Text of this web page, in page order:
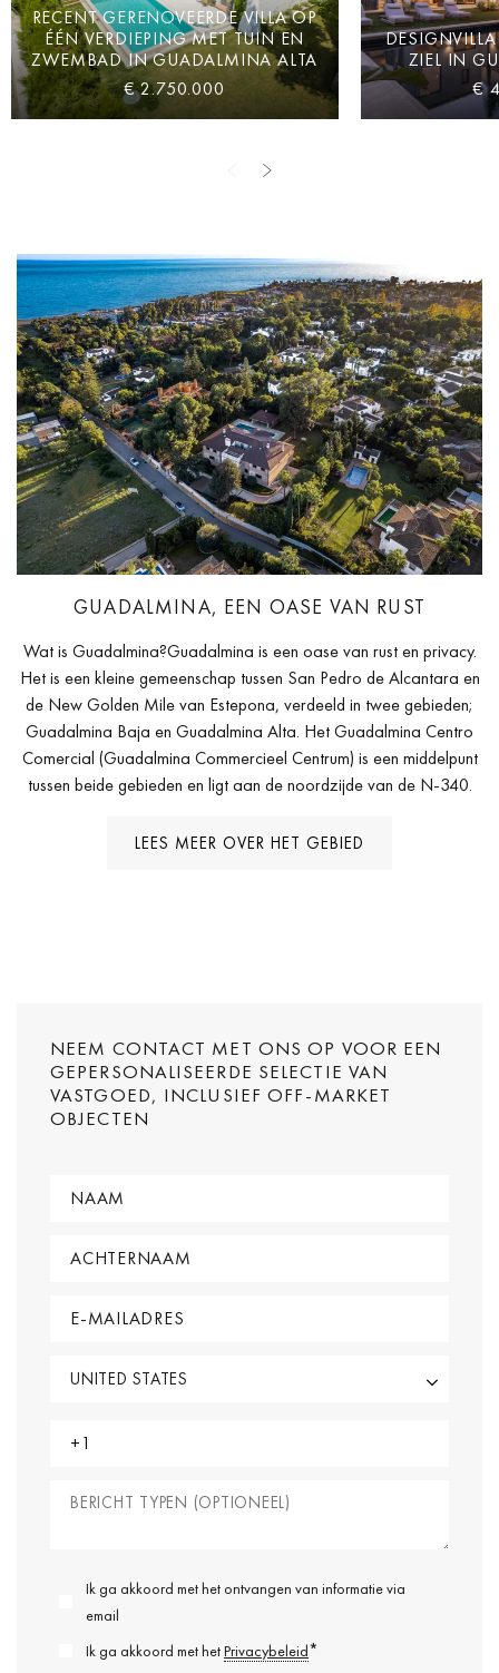
RECENT GERENOVEERDE VILLA OP
ÉÉN VERDIEPING MET TUIN EN
ZWEMBAD IN GUADALMINA ALTA
€ 2.750.000
ZIEL IN
€
GUADALMINA, EEN OASE VAN RUST
Wat is Guadalmina?Guadalmina is een oase van rust en privacy.
Het is een kleine gemeenschap tussen San Pedro de Alcantara en
de New Golden Mile van Estepona, verdeeld in twee gebieden;
Guadalmina Baja en Guadalmina Alta. Het Guadalmina Centro
Comercial (Guadalmina Commercieel Centrum) is een middelpunt
tussen beide gebieden en ligt aan de noordzijde van de N-340.
LEES MEER OVER HET GEBIED
NEEM CONTACT MET ONS OP VOOR EEN
GEPERSONALISEERDE SELECTIE VAN
VASTGOED, INCLUSIEF OFF-MARKET
OBJECTEN
Ik ga akkoord met het ontvangen van informatie via
email
Ik ga akkoord met hetPrivacybeleid*